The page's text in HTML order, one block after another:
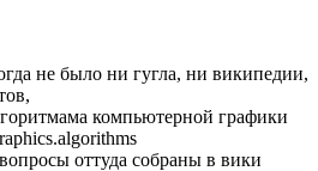
не было ни гугла, ни википедии,
компьютерной графики
оттуда собраны в вики